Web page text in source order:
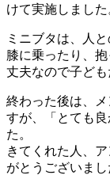
けて実施しました
ミニブタは、人
膝に乗ったり、
丈夫なので子ども
終わった後は、
すが、「とても
た。
きてくれた人、
がとうございまし